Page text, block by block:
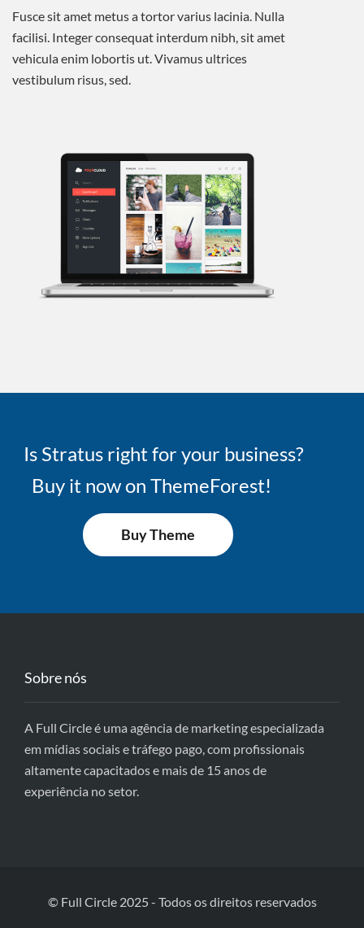
Fusce sit amet metus a tortor varius lacinia. Nulla
facilisi. Integer consequat interdum nibh, sit amet
vehicula enim lobortis ut. Vivamus ultrices
vestibulum risus, sed.
Is Stratus right for your business?
Buy it now on ThemeForest!
Buy Theme
Sobre nós
A Full Circle é uma agência de marketing especializada
em mídias sociais e tráfego pago, com profissionais
altamente capacitados e mais de 15 anos de
experiência no setor.
© Full Circle 2025 - Todos os direitos reservados